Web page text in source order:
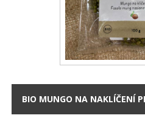
BIO MUNGO NA NAKLÍČENÍ